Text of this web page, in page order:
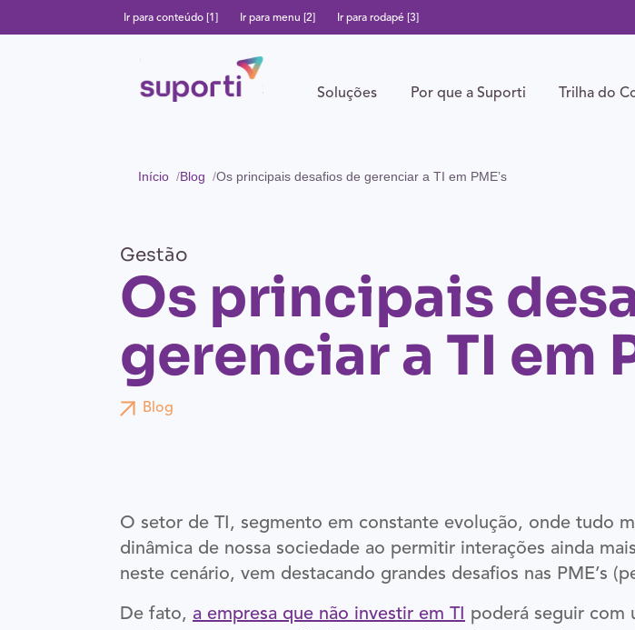
Ir para conteúdo [1] Ir para menu [2] Ir para rodapé [3]
Soluções Por que a Suporti Trilha do
Início Blog Os principais desafios de gerenciar a TI em PME’s
Gestão
Os principais
gerenciar a TI em
Blog
O setor de TI, segmento em constante evolução, onde tudo
dinâmica de nossa sociedade ao permitir interações ainda
neste cenário, vem destacando grandes desafios nas PME’s
De fato, a empresa que não investir em TI poderá seguir com